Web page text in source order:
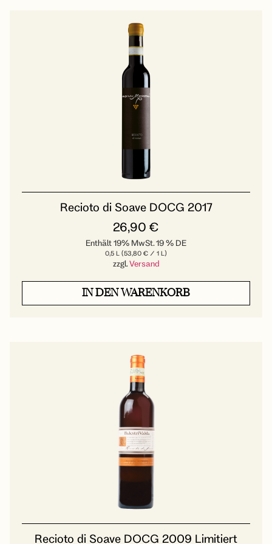
Recioto di Soave DOCG 2017
26,90 €
Enthält 19% MwSt. 19 % DE
0,5 L (53,80 € / 1 L)
zzgl.Versand
IN DEN WARENKORB
Recioto di Soave DOCG 2009 Limitiert